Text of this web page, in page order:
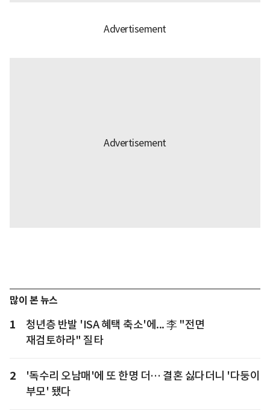
많이 본 뉴스
1
청년층 반발 'ISA 혜택 축소'에... 李 "전면
재검토하라" 질타
2
'독수리 오남매'에 또 한명 더… 결혼 싫다더니 '다둥이
부모' 됐다